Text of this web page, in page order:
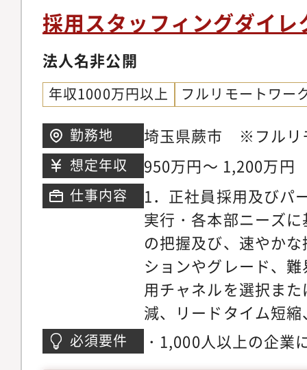
採用戦略の設計・採
計・母集団形成 媒体の選定 スカウトの送
務はオペレーターが
はディレクション業
【魅力ポイント】・
当ポジションは全員
のため、移動時間が
だけます！・ライフ
員が働きやすい環境
は、残業平均月10H
年間休日120とメリハ
す。・キャリアアッ
や有資格者による研
長期的にあなたの成
採用スタッフィングダイレ
法人名非公開
年収1000万円以上 フルリモートワー
勤務地 埼玉県蕨市 ※フルリ
想定年収 950万円～ 1,200万円
仕事内容
1．正社員採用及びパ
実行・各本部ニーズ
の把握及び、速やか
ションやグレード、
用チャネルを選択ま
減、リードタイム短
フォーマンス向上に
及び採用プロセス全
必須要件
・1,000人以上の企業